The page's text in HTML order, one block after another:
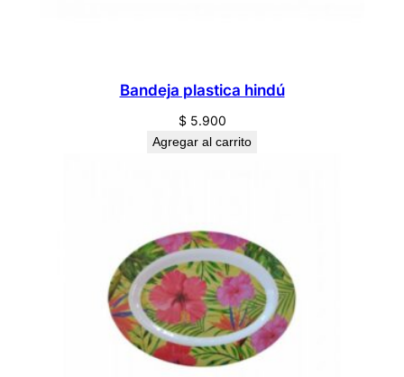
Bandeja plastica hindú
$5.900
Agregar al carrito